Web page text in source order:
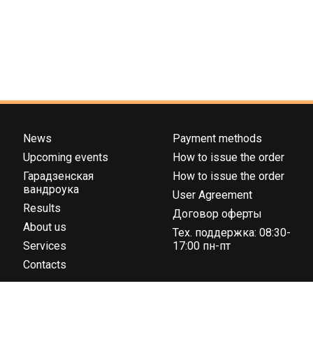
News
Upcoming events
Гарадзенская
вандроука
Results
About us
Services
Contacts
Payment methods
How to issue the order
How to issue the order
User Agreement
Договор оферты
Тех. поддержка: 08:30-
17:00 пн-пт